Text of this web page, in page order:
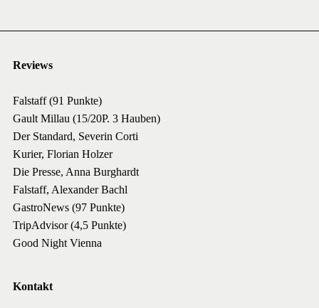
Reviews
Falstaff (91 Punkte)
Gault Millau (15/20P. 3 Hauben)
Der Standard, Severin Corti
Kurier, Florian Holzer
Die Presse, Anna Burghardt
Falstaff, Alexander Bachl
GastroNews (97 Punkte)
TripAdvisor (4,5 Punkte)
Good Night Vienna
Kontakt